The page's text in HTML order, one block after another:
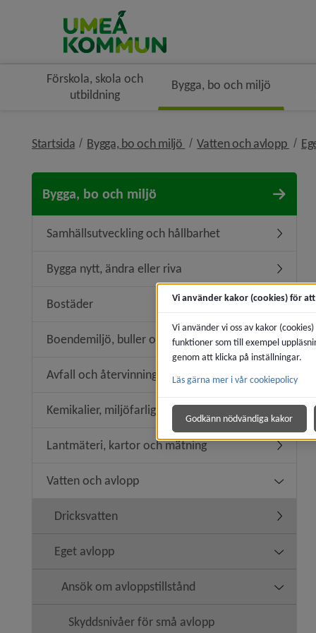
Förskola, skola och
utbildning
Bygga, bo och miljö
Startsida Bygga, bo och miljö nivå i
Vatten och avlopp nivå
Bygga, bo och miljö
Samhällsutveckling och hållbarhet
Bygga nytt, ändra eller riva
Bostäder
Boendemiljö, buller och luftkvalitet
Avfall och återvinning
Kemikalier, miljöfarlig verksamhet
Lantmäteri, kartor och mätning
Vatten och avlopp
Dricksvatten
Eget avlopp
Ansök om avloppstillstånd
Skyddsnivåer för små avlopp
Vi använder kakor (cookies) för
Vi använder vi oss av kakor
funktioner som till exempel
genom att klicka på inställningar.
Läs gärna mer i vår cookiepolicy
Godkänn nödvändiga kakor